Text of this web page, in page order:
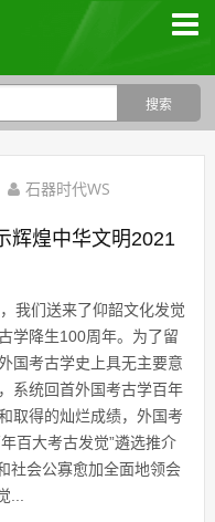
石器时代WS
辉煌中华文明2021
我们送来了仰韶文化发觉
学降生100周年。为了留
国考古学史上具无主要意
系统回首外国考古学百年
取得的灿烂成绩，外国考
百大考古发觉”遴选推介
社会公寡愈加全面地领会
...